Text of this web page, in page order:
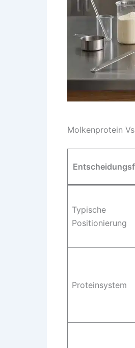
Molkenprotein
Typische
Positionierung
Proteinsystem